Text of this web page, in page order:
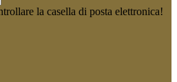
la casella di posta elettronica!